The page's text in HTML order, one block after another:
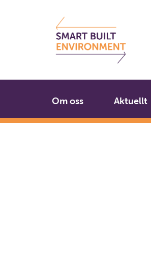
Om oss Aktuellt